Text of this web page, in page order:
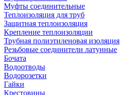
Муфты соединительные
Теплоизоляция для труб
Защитная теплоизоляция
Крепление теплоизоляции
Трубная полиэтиленовая изоляция
Резьбовые соединители латунные
Бочата
Водоотводы
Водорозетки
Гайки
Крестовины